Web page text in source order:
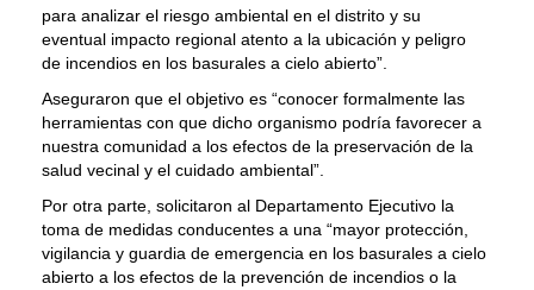
para analizar el riesgo ambiental en el distrito y su
eventual impacto regional atento a la ubicación y peligro
de incendios en los basurales a cielo abierto”.
Aseguraron que el objetivo es “conocer formalmente las
herramientas con que dicho organismo podría favorecer a
nuestra comunidad a los efectos de la preservación de la
salud vecinal y el cuidado ambiental”.
Por otra parte, solicitaron al Departamento Ejecutivo la
toma de medidas conducentes a una “mayor protección,
vigilancia y guardia de emergencia en los basurales a cielo
abierto a los efectos de la prevención de incendios o la